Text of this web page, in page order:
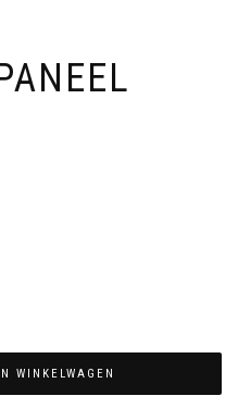
WINKELWAGEN